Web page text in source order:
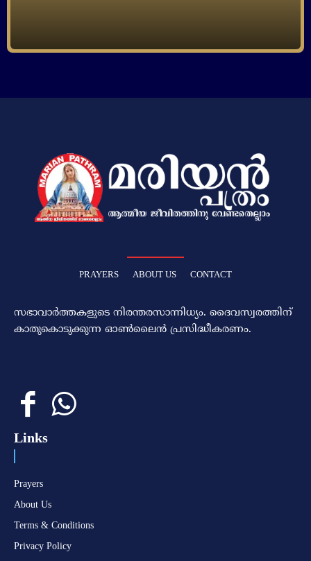
PRAYERS ABOUT US CONTACT
സഭാവാര്‍ത്തകളുടെ നിരന്തരസാന്നിധ്യം. ദൈവസ്വരത്തിന്‌
കാതുകൊടുക്കുന്ന ഓണ്‍ലൈന്‍ പ്രസിദ്ധീകരണം.
Links
Prayers
About Us
Terms & Conditions
Privacy Policy